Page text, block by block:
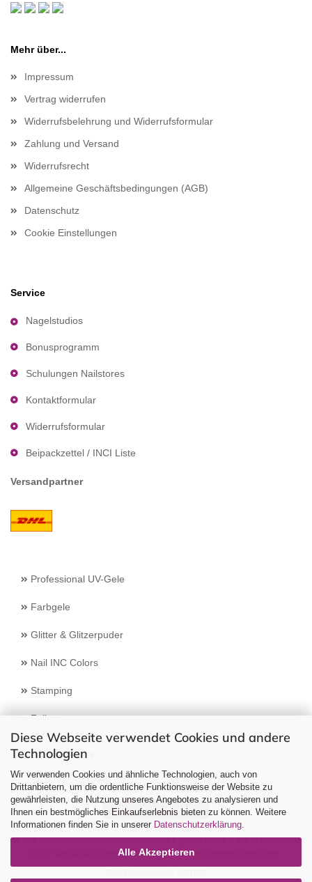
Diese Webseite verwendet Cookies und andere
Technologien
Wir verwenden Cookies und ähnliche Technologien, auch von
Drittanbietern, um die ordentliche Funktionsweise der Website zu
gewährleisten, die Nutzung unseres Angebotes zu analysieren und
Ihnen ein bestmögliches Einkaufserlebnis bieten zu können. Weitere
Informationen finden Sie in unserer Datenschutzerklärung
Alle Akzeptieren
Mehr über...
Impressum
Vertrag widerrufen
Widerrufsbelehrung und Widerrufsformular
Zahlung und Versand
Widerrufsrecht
Allgemeine Geschäftsbedingungen (AGB)
Datenschutz
Cookie Einstellungen
Service
Nagelstudios
Bonusprogramm
Schulungen Nailstores
Kontaktformular
Widerrufsformular
Beipackzettel / INCI Liste
Versandpartner
Professional UV-Gele
Farbgele
Glitter & Glitzerpuder
Nail INC Colors
Stamping
Feilen
Select Language
Vertrag widerrufen
Alle Preise verstehen sich inklusive der gesetzlichen Mehrwertsteuer,
Versandkostensoweit nicht anders gekennzeichnet.